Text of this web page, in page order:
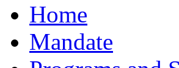
Home
Mandate